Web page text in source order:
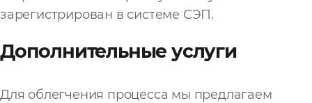
зарегистрирован в системе СЭП.
Дополнительные услуги
Для облегчения процесса мы предлагаем